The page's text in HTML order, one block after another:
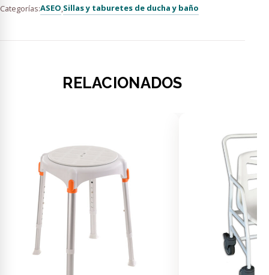
Categorías:ASEO,Sillas y taburetes de ducha y baño
RELACIONADOS